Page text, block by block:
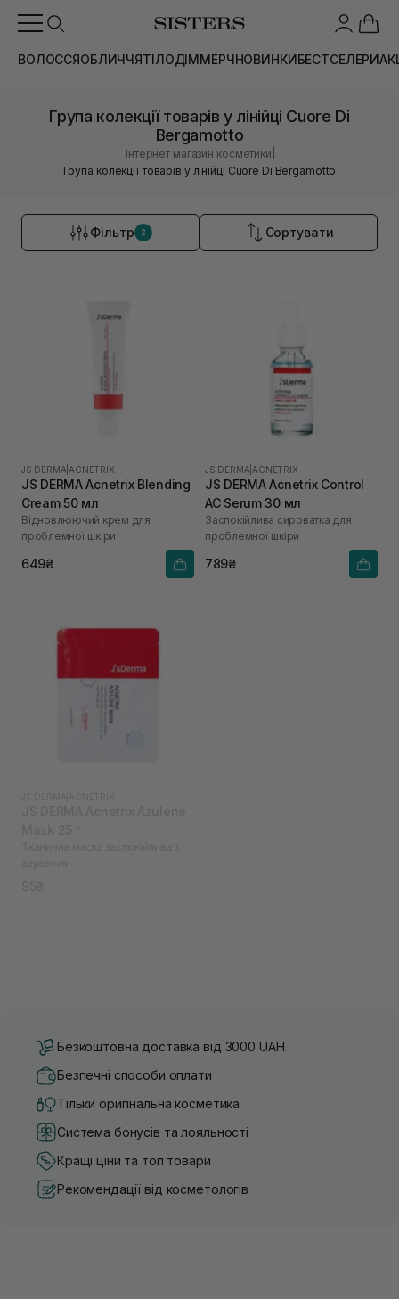
ВОЛОССЯОБЛИЧЧЯТІЛОДІММЕРЧНОВИНКИБЕСТСЕЛЕРИ
Група колекції товарів у лінійці Cuore Di
Bergamotto
Інтернет магазин косметики
Група колекції товарів у лінійці Cuore Di Bergamotto
Фільтр 2 Сортувати
JS DERMA ACNETRIX
JS DERMA Acnetrix Blending
Cream 50 мл
Відновлюючий крем для
проблемної шкіри
649₴
JS DERMA ACNETRIX
JS DERMA Acnetrix Control
AC Serum 30 мл
Заспокійлива сироватка для
проблемної шкіри
789₴
Безкоштовна доставка від 3000 UAH
Безпечні способи оплати
Тільки оригінальна косметика
Система бонусів та лояльності
Кращі ціни та топ товари
Рекомендації від косметологів